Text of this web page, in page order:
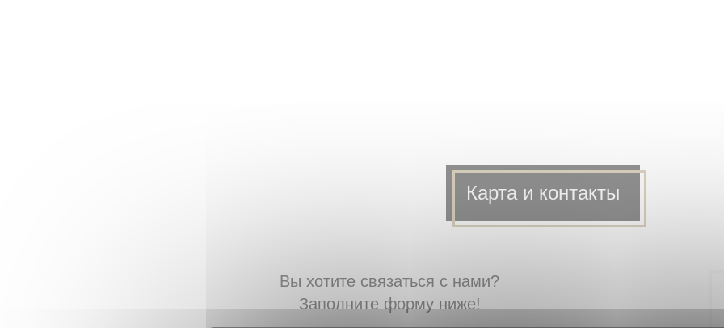
Карта и контакты
Вы хотите связаться с нами?
Заполните форму ниже!